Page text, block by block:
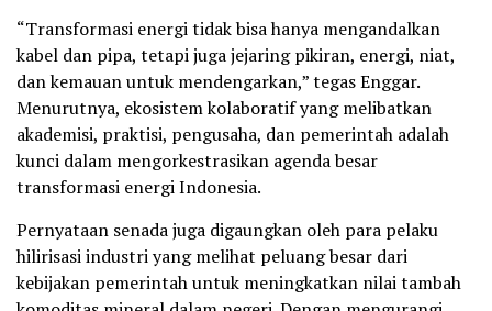
“Transformasi energi tidak bisa hanya mengandalkan
kabel dan pipa, tetapi juga jejaring pikiran, energi, niat,
dan kemauan untuk mendengarkan,” tegas Enggar.
Menurutnya, ekosistem kolaboratif yang melibatkan
akademisi, praktisi, pengusaha, dan pemerintah adalah
kunci dalam mengorkestrasikan agenda besar
transformasi energi Indonesia.
Pernyataan senada juga digaungkan oleh para pelaku
hilirisasi industri yang melihat peluang besar dari
kebijakan pemerintah untuk meningkatkan nilai tambah